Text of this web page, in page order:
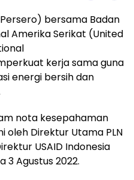
bersama Badan
Amerika Serikat (United
kerja sama guna
energi bersih dan
nota kesepahaman
oleh Direktur Utama PLN
USAID Indonesia
3 Agustus 2022.